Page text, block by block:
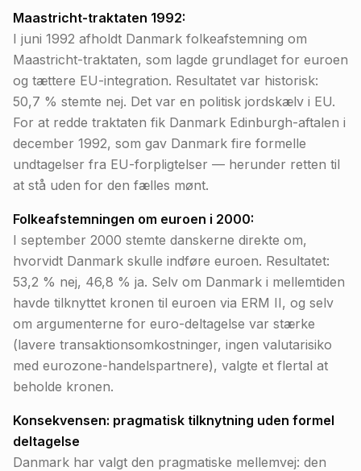
Maastricht-traktaten 1992:
I juni 1992 afholdt Danmark folkeafstemning om
Maastricht-traktaten, som lagde grundlaget for euroen
og tættere EU-integration. Resultatet var historisk:
50,7 % stemte nej. Det var en politisk jordskælv i EU.
For at redde traktaten fik Danmark Edinburgh-aftalen i
december 1992, som gav Danmark fire formelle
undtagelser fra EU-forpligtelser — herunder retten til
at stå uden for den fælles mønt.
Folkeafstemningen om euroen i 2000:
I september 2000 stemte danskerne direkte om,
hvorvidt Danmark skulle indføre euroen. Resultatet:
53,2 % nej, 46,8 % ja. Selv om Danmark i mellemtiden
havde tilknyttet kronen til euroen via ERM II, og selv
om argumenterne for euro-deltagelse var stærke
(lavere transaktionsomkostninger, ingen valutarisiko
med eurozone-handelspartnere), valgte et flertal at
beholde kronen.
Konsekvensen: pragmatisk tilknytning uden formel
deltagelse
Danmark har valgt den pragmatiske mellemvej: den